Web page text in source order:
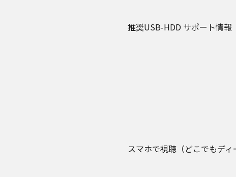
はそれらの印刷物
ら、ご購入店、お
本ウェブサイトのサー
ついてあらかじめ知ら
推奨USB-HDD サポート情報
スマホで視聴（どこでもディ